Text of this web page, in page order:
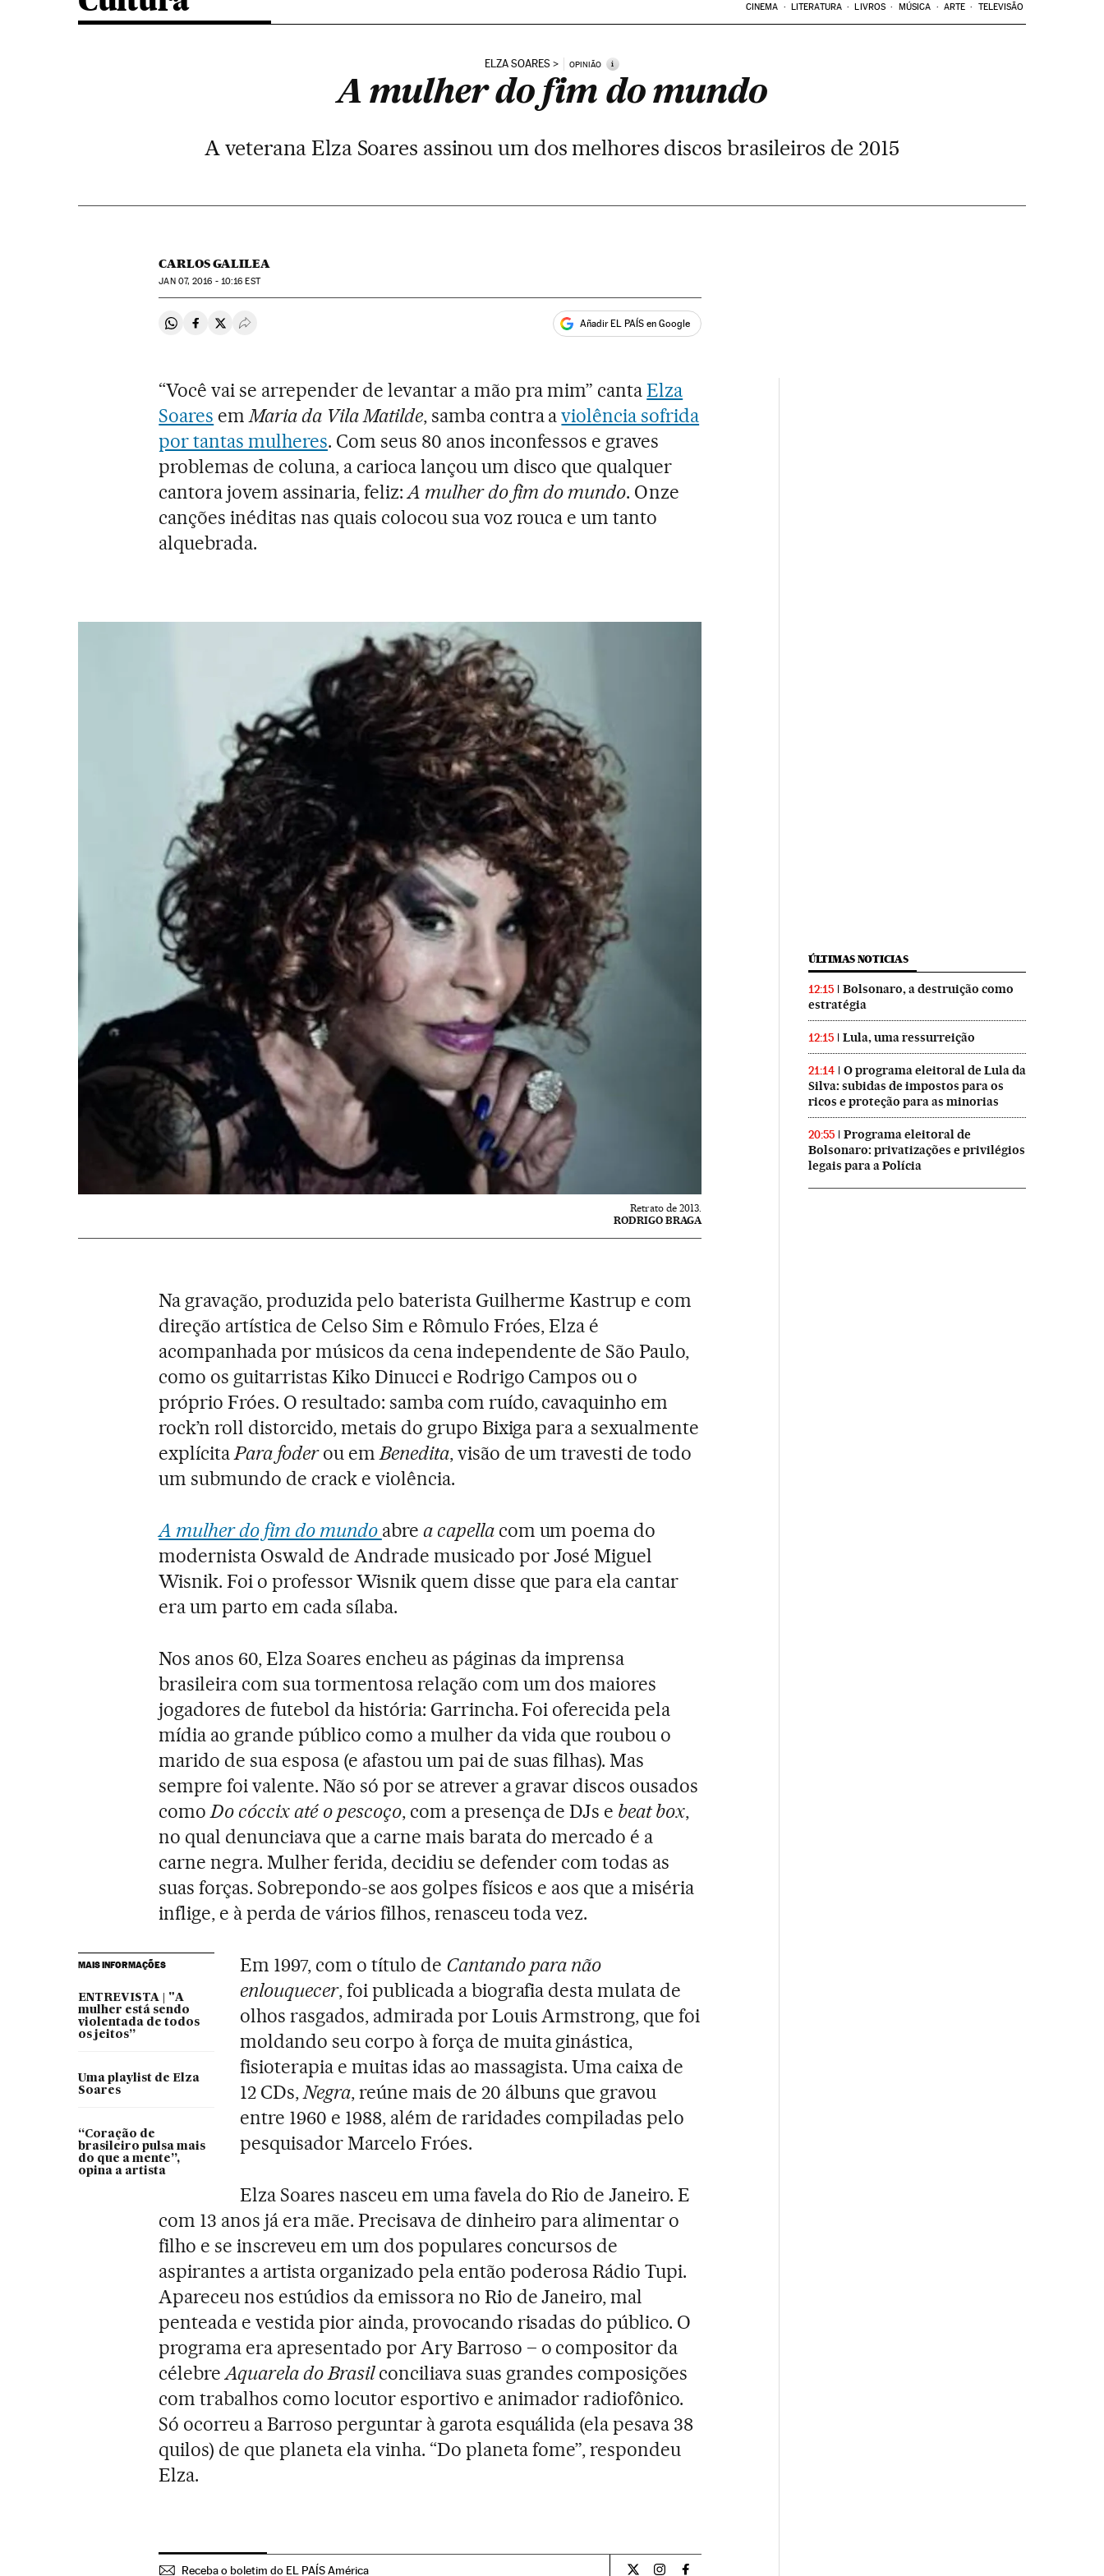
CINEMA LITERATURA LIVROS MÚSICA ARTE TELEVISÃO
ELZA SOARES OPINIÃO i
A mulher do fim do mundo
A veterana Elza Soares assinou um dos melhores discos brasileiros de 2015
CARLOS GALILEA
JAN07, 2016 - 10:16 EST
Compartir en Whatsapp
Compartir en Facebook
Compartir en Twitter
Desplegar Redes Sociales Añadir EL PAÍS en Google
“Você vai se arrepender de levantar a mão pra mim” cantaElza
Soares emMaria da Vila Matilde, samba contra aviolência sofrida
por tantas mulheres. Com seus 80 anos inconfessos e graves
problemas de coluna, a carioca lançou um disco que qualquer
cantora jovem assinaria, feliz:A mulher do fim do mundo. Onze
canções inéditas nas quais colocou sua voz rouca e um tanto
alquebrada.
Retrato de 2013.
RODRIGO BRAGA
Na gravação, produzida pelo baterista Guilherme Kastrup e com
direção artística de Celso Sim e Rômulo Fróes, Elza é
acompanhada por músicos da cena independente de São Paulo,
como os guitarristas Kiko Dinucci e Rodrigo Campos ou o
próprio Fróes. O resultado: samba com ruído, cavaquinho em
rock’n roll distorcido, metais do grupo Bixiga para a sexualmente
explícitaPara foderou em Benedita, visão de um travesti de todo
um submundo de crack e violência.
A mulher do fim do mundo abre a capellacom um poema do
modernista Oswald de Andrade musicado por José Miguel
Wisnik. Foi o professor Wisnik quem disse que para ela cantar
era um parto em cada sílaba.
Nos anos 60, Elza Soares encheu as páginas da imprensa
brasileira com sua tormentosa relação com um dos maiores
jogadores de futebol da história: Garrincha. Foi oferecida pela
mídia ao grande público como a mulher da vida que roubou o
marido de sua esposa (e afastou um pai de suas filhas). Mas
sempre foi valente. Não só por se atrever a gravar discos ousados
comoDo cóccix até o pescoço, com a presença de DJs e beat box,
no qual denunciava que a carne mais barata do mercado é a
carne negra. Mulher ferida, decidiu se defender com todas as
suas forças. Sobrepondo-se aos golpes físicos e aos que a miséria
inflige, e à perda de vários filhos, renasceu toda vez.
MAIS INFORMAÇÕES
ENTREVISTA | "A
mulher está sendo
violentada de todos
os jeitos”
Uma playlist de Elza
Soares
“Coração de
brasileiro pulsa mais
do que a mente”,
opina a artista
Em 1997, com o título de Cantando para não
enlouquecer, foi publicada a biografia desta mulata de
olhos rasgados, admirada por Louis Armstrong, que foi
moldando seu corpo à força de muita ginástica,
fisioterapia e muitas idas ao massagista. Uma caixa de
12 CDs,Negra, reúne mais de 20 álbuns que gravou
entre 1960 e 1988, além de raridades compiladas pelo
pesquisador Marcelo Fróes.
Elza Soares nasceu em uma favela do Rio de Janeiro. E
com 13 anos já era mãe. Precisava de dinheiro para alimentar o
filho e se inscreveu em um dos populares concursos de
aspirantes a artista organizado pela então poderosa Rádio Tupi.
Apareceu nos estúdios da emissora no Rio de Janeiro, mal
penteada e vestida pior ainda, provocando risadas do público. O
programa era apresentado por Ary Barroso – o compositor da
célebreAquarela do Brasilconciliava suas grandes composições
com trabalhos como locutor esportivo e animador radiofônico.
Só ocorreu a Barroso perguntar à garota esquálida (ela pesava 38
quilos) de que planeta ela vinha. “Do planeta fome”, respondeu
Elza.
Receba o boletim do EL PAÍS América
ÚLTIMAS NOTICIAS
12:15
Bolsonaro, a destruição como
estratégia
12:15 Lula, uma ressurreição
21:14
O programa eleitoral de Lula da
Silva: subidas de impostos para os
ricos e proteção para as minorias
20:55
Programa eleitoral de
Bolsonaro: privatizações e privilégios
legais para a Polícia